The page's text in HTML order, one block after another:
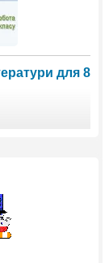
для 8